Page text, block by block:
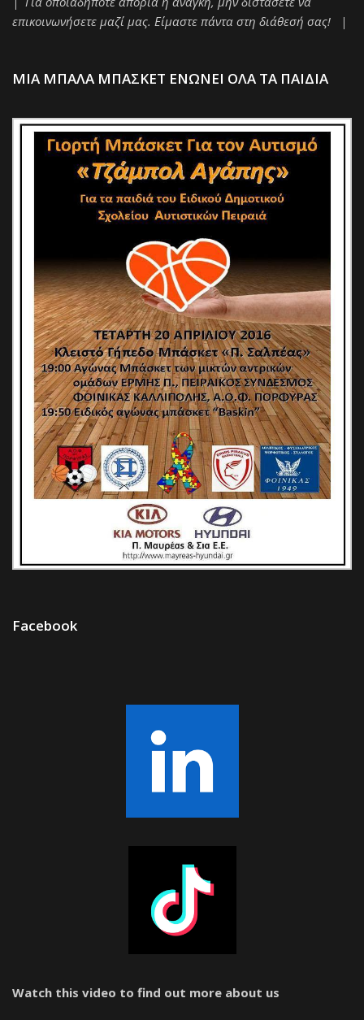
επικοινωνήσετε μαζί μας. Είμαστε πάντα στη διάθεσή σας! |
ΜΙΑ ΜΠΑΛΑ ΜΠΑΣΚΕΤ ΕΝΩΝΕΙ ΟΛΑ ΤΑ ΠΑΙΔΙΑ
Facebook
Watch this video to find out more about us